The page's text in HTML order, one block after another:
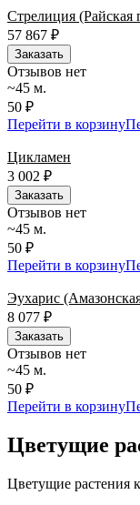
Стрелиция (Райская
57 867 ₽
Заказать
Отзывов нет
~45 м.
50 ₽
Перейти в корзину
Цикламен
3 002 ₽
Заказать
Отзывов нет
~45 м.
50 ₽
Перейти в корзину
Эухарис
8 077 ₽
Заказать
Отзывов нет
~45 м.
50 ₽
Перейти в корзину
Цветущие
Цветущие растения